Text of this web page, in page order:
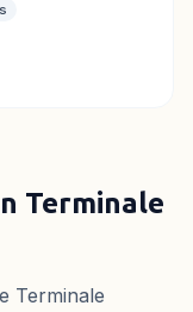
Terminale
Terminale